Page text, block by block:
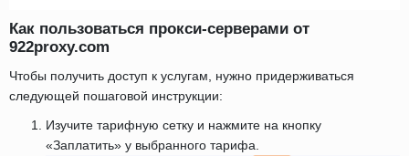
Как пользоваться прокси-серверами от
922proxy.com
Чтобы получить доступ к услугам, нужно придерживаться
следующей пошаговой инструкции:
Изучите тарифную сетку и нажмите на кнопку
«Заплатить» у выбранного тарифа.